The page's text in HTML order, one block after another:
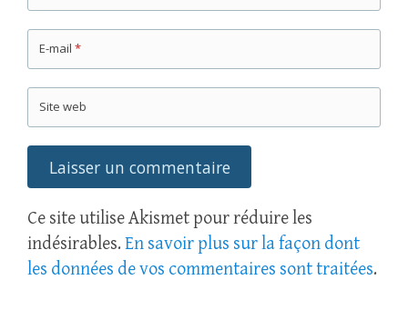
E-mail *
Site web
Ce site utilise Akismet pour réduire les
indésirables. En savoir plus sur la façon dont
les données de vos commentaires sont traitées.